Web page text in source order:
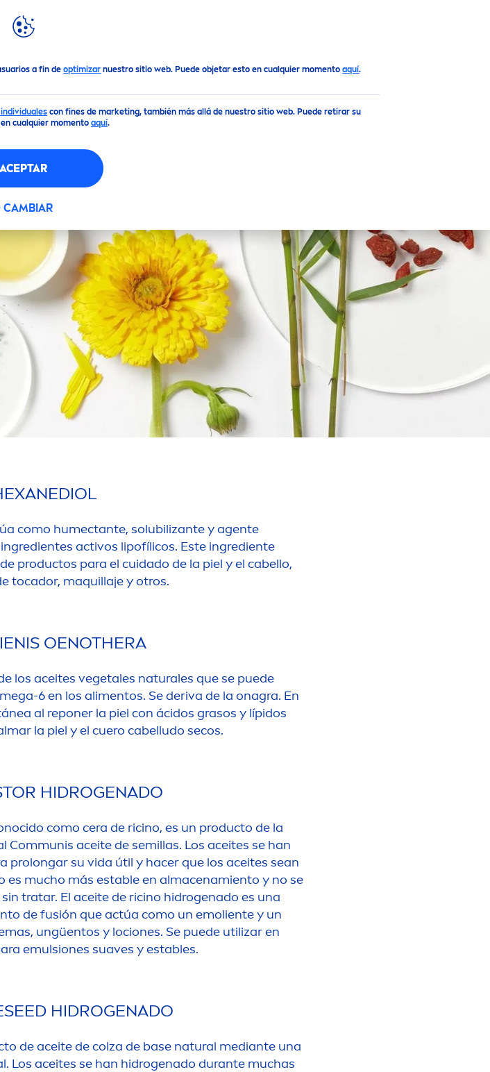
a fin deoptimizar nuestro sitio web. Puede objetar esto en cualquier momentoaquí.
con fines de marketing, también más allá de nuestro sitio web. Puede retirar su
cualquier momento aquí.
ACEPTAR
CAMBIAR
como humectante, solubilizante y agente
activos lipofílicos. Este ingrediente
productos para el cuidado de la piel y el cabello,
tocador, maquillaje y otros.
OENOTHERA
los aceites vegetales naturales que se puede
6 en los alimentos. Se deriva de la onagra. En
al reponer la piel con ácidos grasos y lípidos
la piel y el cuero cabelludo secos.
HIDROGENADO
como cera de ricino, es un producto de la
Communis aceite de semillas. Los aceites se han
su vida útil y hacer que los aceites sean
es mucho más estable en almacenamiento y no se
tratar. El aceite de ricino hidrogenado es una
de fusión que actúa como un emoliente y un
ungüentos y lociones. Se puede utilizar en
emulsiones suaves y estables.
HIDROGENADO
de aceite de colza de base natural mediante una
. Los aceites se han hidrogenado durante muchas